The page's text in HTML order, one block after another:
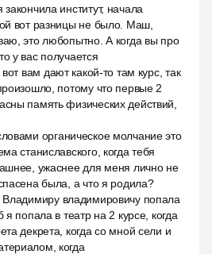
институт, начала
вот разницы не было. Маш,
это любопытно. А когда вы про
у вас получается
вот вам дают какой-то там курс, так
потому что первые 2
память физических действий,
органическое молчание это
станиславского, когда тебя
ужаснее для меня лично не
была, а что я родила?
Владимиру владимировичу попала
попала в театр на 2 курсе, когда
декрета, когда со мной сели и
когда